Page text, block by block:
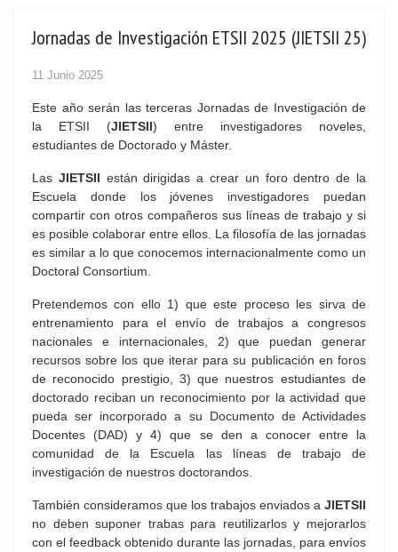
Jornadas de Investigación ETSII 2025 (JIETSII 25)
11 Junio 2025
Este año serán las terceras Jornadas de Investigación de
la ETSII (JIETSII) entre investigadores noveles,
estudiantes de Doctorado y Máster.
Las JIETSII están dirigidas a crear un foro dentro de la
Escuela donde los jóvenes investigadores puedan
compartir con otros compañeros sus líneas de trabajo y si
es posible colaborar entre ellos. La filosofía de las jornadas
es similar a lo que conocemos internacionalmente como un
Doctoral Consortium.
Pretendemos con ello 1) que este proceso les sirva de
entrenamiento para el envío de trabajos a congresos
nacionales e internacionales, 2) que puedan generar
recursos sobre los que iterar para su publicación en foros
de reconocido prestigio, 3) que nuestros estudiantes de
doctorado reciban un reconocimiento por la actividad que
pueda ser incorporado a su Documento de Actividades
Docentes (DAD) y 4) que se den a conocer entre la
comunidad de la Escuela las líneas de trabajo de
investigación de nuestros doctorandos.
También consideramos que los trabajos enviados a JIETSII
no deben suponer trabas para reutilizarlos y mejorarlos
con el feedback obtenido durante las jornadas, para envíos